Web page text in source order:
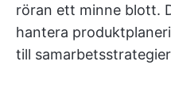
röran ett minne blott.
hantera
till